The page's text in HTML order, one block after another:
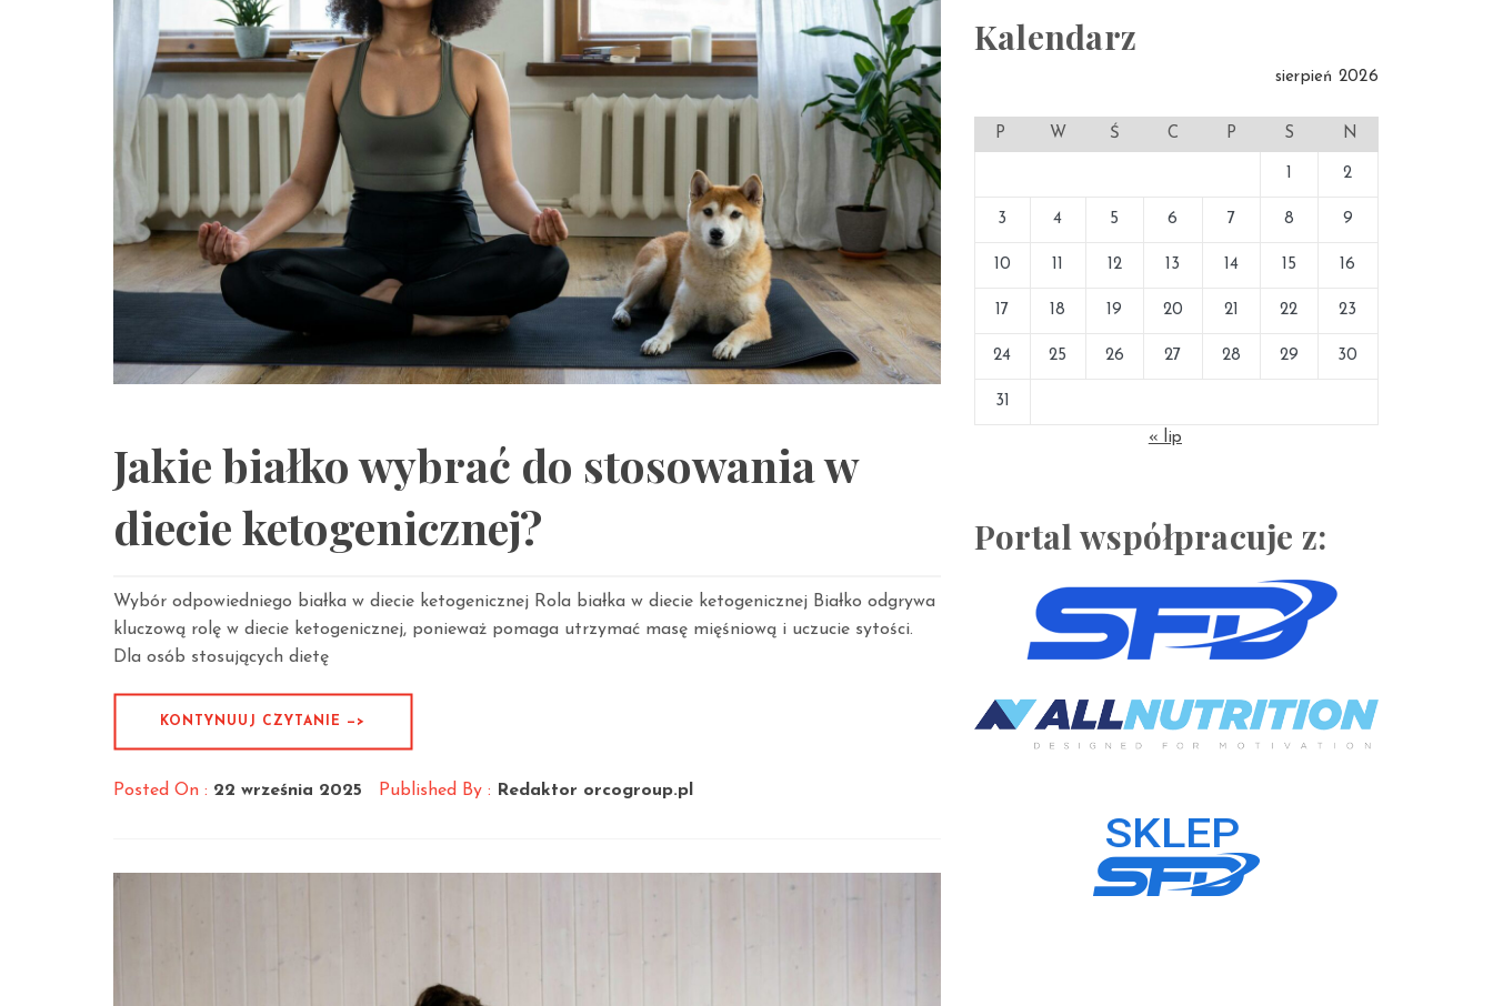
Jakie białko wybrać do stosowania w
diecie ketogenicznej?
Wybór odpowiedniego białka w diecie ketogenicznej Rola białka w diecie ketogenicznej Białko odgrywa
kluczową rolę w diecie ketogenicznej, ponieważ pomaga utrzymać masę mięśniową i uczucie sytości.
Dla osób stosujących dietę
KONTYNUUJ CZYTANIE —>
Posted On : 22 września 2025 Published By : Redaktor orcogroup.pl
Kalendarz
sierpień 2026
P W Ś C P S N
1 2
3 4 5 6 7 8 9
10 11 12 13 14 15 16
17 18 19 20 21 22 23
24 25 26 27 28 29 30
31
« lip
Portal współpracuje z: